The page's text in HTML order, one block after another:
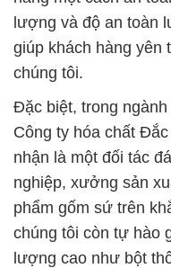
lượng và độ an toàn
giúp khách hàng yên
chúng tôi.
Đặc biệt, trong
Công ty hóa chất
nhận là một đối tác
nghiệp, xưởng sản
phẩm gốm sứ trên
chúng tôi còn tự hào
lượng cao như bột